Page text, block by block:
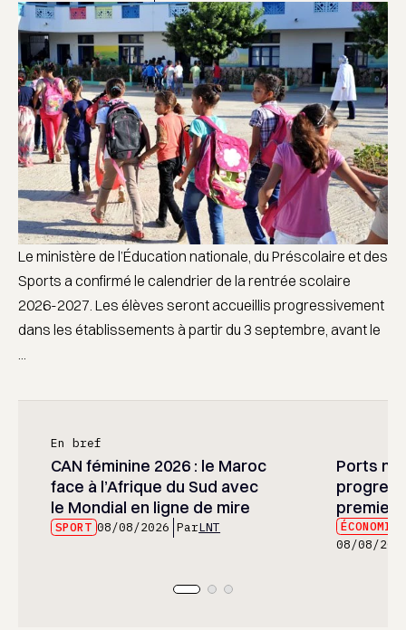
Le ministère de l’Éducation nationale, du Préscolaire et des
Sports a confirmé le calendrier de la rentrée scolaire
2026-2027. Les élèves seront accueillis progressivement
dans les établissements à partir du 3 septembre, avant le
...
En bref
CAN féminine 2026 : le Maroc
face à l’Afrique du Sud avec
le Mondial en ligne de mire
SPORT 08/08/2026 ParLNT
Ports
premier
08/08/